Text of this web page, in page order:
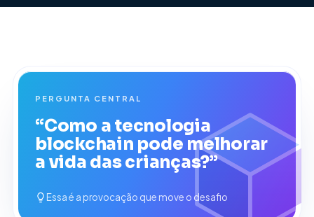
PERGUNTA CENTRAL
“Como a tecnologia
blockchain pode melhorar
a vida das crianças?”
Essa é a provocação que move o desafio